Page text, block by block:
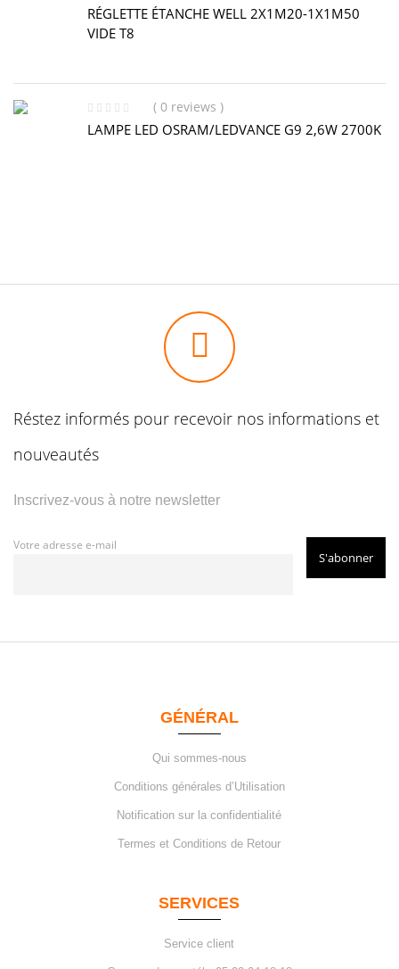
RÉGLETTE ÉTANCHE WELL 2X1M20-1X1M50
VIDE T8
( 0 reviews )
LAMPE LED OSRAM/LEDVANCE G9 2,6W 2700K
Réstez informés pour recevoir nos informations et
nouveautés
Inscrivez-vous à notre newsletter
Votre adresse e-mail
GÉNÉRAL
Qui sommes-nous
Conditions générales d’Utilisation
Notification sur la confidentialité
Termes et Conditions de Retour
SERVICES
Service client